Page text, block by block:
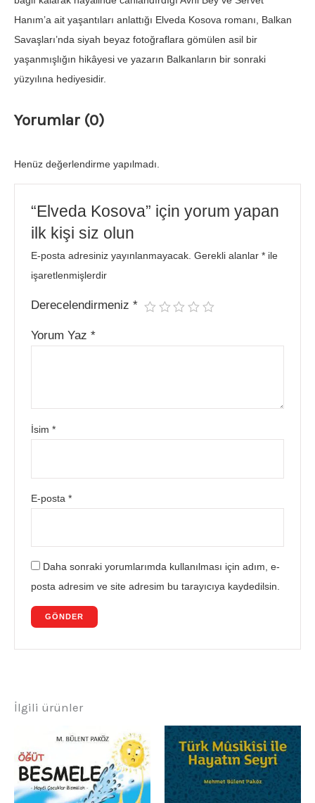
Hanım’a ait yaşantıları anlattığı Elveda Kosova romanı, Balkan
Savaşları’nda siyah beyaz fotoğraflara gömülen asil bir
yaşanmışlığın hikâyesi ve yazarın Balkanların bir sonraki
yüzyılına hediyesidir.
Yorumlar (0)
Henüz değerlendirme yapılmadı.
“Elveda Kosova” için yorum yapan
ilk kişi siz olun
E-posta adresiniz yayınlanmayacak. Gerekli alanlar* ile
işaretlenmişlerdir
Derecelendirmeniz*
Yorum Yaz*
İsim*
E-posta*
Daha sonraki yorumlarımda kullanılması için adım, e-
posta adresim ve site adresim bu tarayıcıya kaydedilsin.
İlgili ürünler